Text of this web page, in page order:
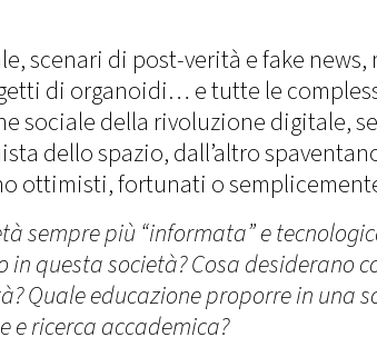
scenari di post-verità e fake news,
di organoidi… e tutte le
sociale della rivoluzione digitale,
dello spazio, dall’altro
ottimisti, fortunati o
sempre più “informata” e
questa società? Cosa desiderano
Quale educazione proporre in una
e ricerca accademica?